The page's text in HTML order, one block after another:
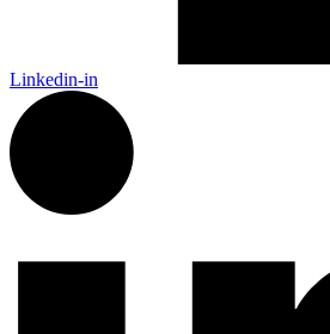
Linkedin-in